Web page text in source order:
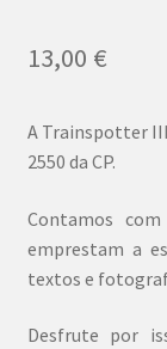
13,00 €
A Trainspotter
2550 da CP.
Contamos
emprestam a
textos e
Desfrute por